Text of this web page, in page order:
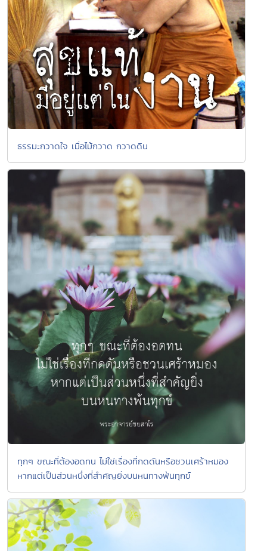
ธรรมะกวาดใจ เมื่อไม้กวาด กวาดดิน
ทุกๆ ขณะที่ต้องอดทน ไม่ใช่เรื่องที่กดดันหรือชวนเศร้าหมอง
หากแต่เป็นส่วนหนึ่งที่สำคัญยิ่งบนหนทางพ้นทุกข์